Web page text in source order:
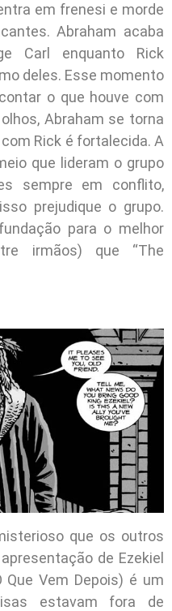
em frenesi e morde
Abraham acaba
Carl enquanto Rick
deles. Esse momento
o que houve com
Abraham se torna
Rick é fortalecida. A
que lideram o grupo
sempre em conflito,
prejudique o grupo.
para o melhor
irmãos) que “The
que os outros
de Ezekiel
Que Vem Depois) é um
estavam fora de